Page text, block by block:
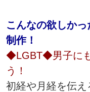
こんなの欲しか
制作！
◆LGBT◆男子に
う！
初経や月経を伝